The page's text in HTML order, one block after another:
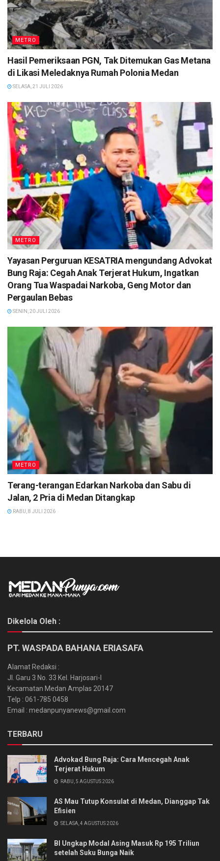
METRO
Hasil Pemeriksaan PGN, Tak Ditemukan Gas Metana
di Likasi Meledaknya Rumah Polonia Medan
SELASA, 21 JULI 2026
METRO
Yayasan Perguruan KESATRIA mengundang Advokat
Bung Raja: Cegah Anak Terjerat Hukum, Ingatkan
Orang Tua Waspadai Narkoba, Geng Motor dan
Pergaulan Bebas
SENIN, 20 JULI 2026
METRO
Terang-terangan Edarkan Narkoba dan Sabu di
Jalan, 2 Pria di Medan Ditangkap
RABU, 8 JULI 2026
Dikelola Oleh :
PT. WASPADA BAHANA ERIASAFA
Alamat Redaksi :
Jl. Garu 3 No. 33 Kel. Harjosari-I
Kecamatan Medan Amplas 20147
Telp : 061-785 0458
Email : medanpunyanews@gmail.com
TERBARU
Advokad Bung Raja: Cara Mencegah Anak
Terjerat Hukum
RABU, 5 AGUSTUS 2026
AS Mau Tutup Konsulat di Medan, Dianggap Tak
Efisien
SELASA, 4 AGUSTUS 2026
BI Ungkap Modal Asing Masuk Rp 195 Triliun
setelah Suku Bunga Naik